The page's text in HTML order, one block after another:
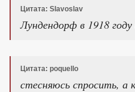
Цитата: Slavoslav
Лундендорф в 1918
Цитата: poquello
стесняюсь спросить, а